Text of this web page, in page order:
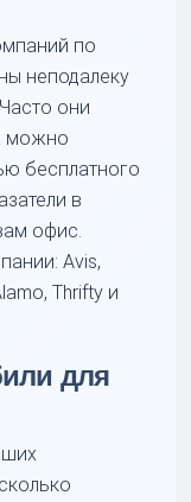
по
неподалеку
они
можно
бесплатного
в
офис.
Avis,
Thrifty и
для